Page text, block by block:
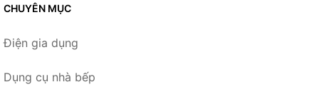
CHUYÊN MỤC
Điện gia dụng
Dụng cụ nhà bếp